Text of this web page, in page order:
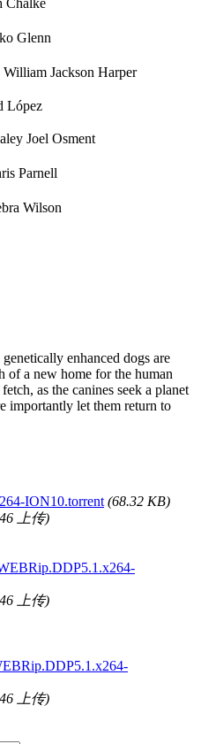
Jackson Harper
Osment
Wilson
enhanced dogs are
of a new home for the human
as the canines seek a planet
importantly let them return to
ION10.torrent (68.32 KB)
上传)
上传)
上传)